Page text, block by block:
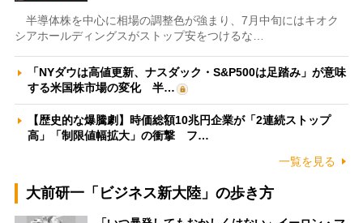
半導体株を中心に相場の調整色が強まり、7月中旬にはキオク
シアホールディングスがストップ安をつけるな…
「NYダウは高値更新、ナスダック・S&P500は足踏み」が意味
する米国株市場の変化 半…
【歴史的な爆騰劇】時価総額10兆円企業が「2連続ストップ
高」「制限値幅拡大」の衝撃 フ…
一覧を見る
大前研一「ビジネス新大陸」の歩き方